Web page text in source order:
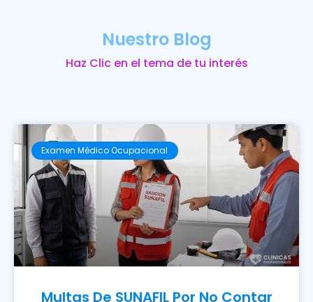
Nuestro Blog
Haz Clic en el tema de tu interés
Examen Médico Ocupacional
Multas De SUNAFIL Por No Contar